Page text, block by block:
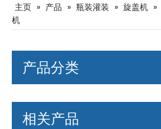
主页 » 产品 » 瓶装灌装 » 旋盖机 »
机
产品分类
相关产品